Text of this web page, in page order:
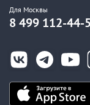
Для Москвы
8 499 112-44-